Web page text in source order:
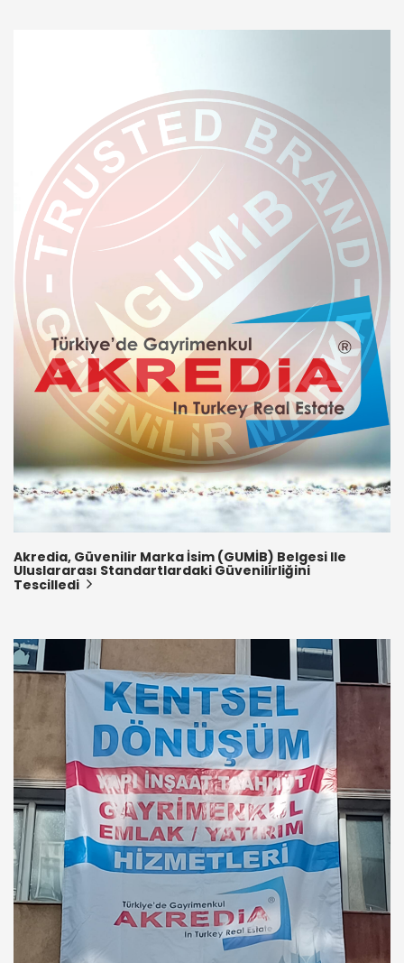
Akredia, Güvenilir Marka İsim (GUMİB) Belgesi Ile
Uluslararası Standartlardaki Güvenilirliğini
Tescilledi